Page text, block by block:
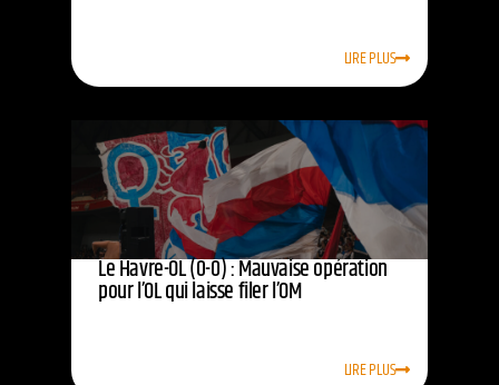
LIRE PLUS
Le Havre-OL (0-0) : Mauvaise opération
pour l’OL qui laisse filer l’OM
LIRE PLUS